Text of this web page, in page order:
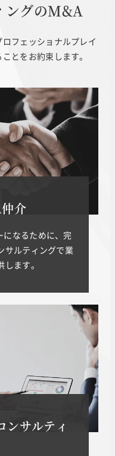
ングのM&A
フェッショナルプレイ
とをお約束します。
介
になるために、完
サルティングで業
ます。
ンサルティ